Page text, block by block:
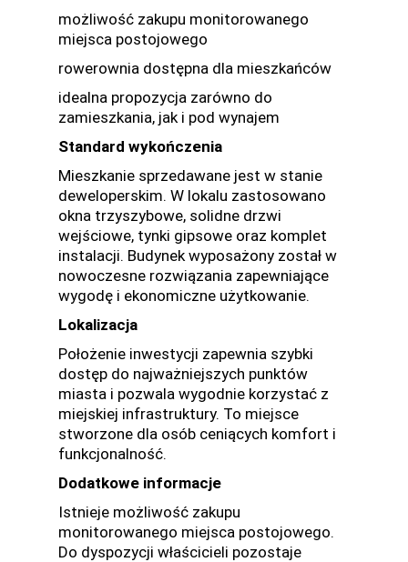
możliwość zakupu monitorowanego
miejsca postojowego
rowerownia dostępna dla mieszkańców
idealna propozycja zarówno do
zamieszkania, jak i pod wynajem
Standard wykończenia
Mieszkanie sprzedawane jest w stanie
deweloperskim. W lokalu zastosowano
okna trzyszybowe, solidne drzwi
wejściowe, tynki gipsowe oraz komplet
instalacji. Budynek wyposażony został w
nowoczesne rozwiązania zapewniające
wygodę i ekonomiczne użytkowanie.
Lokalizacja
Położenie inwestycji zapewnia szybki
dostęp do najważniejszych punktów
miasta i pozwala wygodnie korzystać z
miejskiej infrastruktury. To miejsce
stworzone dla osób ceniących komfort i
funkcjonalność.
Dodatkowe informacje
Istnieje możliwość zakupu
monitorowanego miejsca postojowego.
Do dyspozycji właścicieli pozostaje